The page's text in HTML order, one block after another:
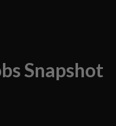
Snapshot